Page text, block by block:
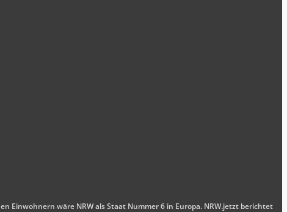
Einwohnern wäre NRW als Staat Nummer 6 in Europa. NRW.jetzt berichtet